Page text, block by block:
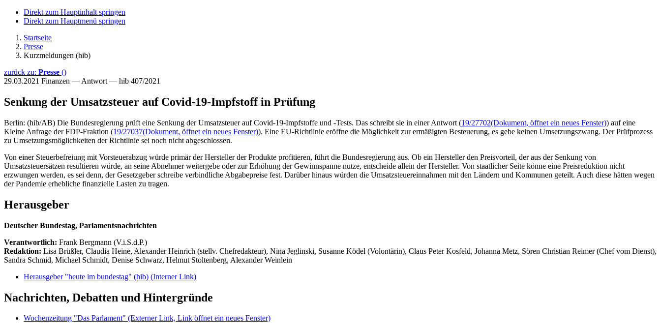
Direkt zum Hauptinhalt springen
Direkt zum Hauptmenü springen
Startseite
Presse
Kurzmeldungen (hib)
zurück zu: Presse ()
29.03.2021 Finanzen — Antwort — hib 407/2021
Senkung der Umsatzsteuer auf Covid-19-Impfstoff in Prüfung
Berlin: (hib/AB) Die Bundesregierung prüft eine Senkung der Umsatzsteuer auf Covid-19-Impfstoffe und -Tests. Das schreibt sie in einer Antwort (19/27702(Dokument, öffnet ein neues Fenster)) auf eine
Kleine Anfrage der FDP-Fraktion (19/27037(Dokument, öffnet ein neues Fenster)). Eine EU-Richtlinie eröffne die Möglichkeit zur ermäßigten Besteuerung, es gebe keinen Umsetzungszwang. Der Prüfprozess
zu Umsetzungsmöglichkeiten der Richtlinie sei noch nicht abgeschlossen.
Von einer Steuerbefreiung mit Vorsteuerabzug würde primär der Hersteller der Produkte profitieren, führt die Bundesregierung aus. Ob ein Hersteller den Preisvorteil, der aus der Senkung von
Umsatzsteuersätzen resultieren würde, an seine Abnehmer weitergebe oder zur Erhöhung der Gewinnspanne nutze, entscheide allein der Hersteller. Von staatlicher Seite könne eine Preisreduktion nicht
erzwungen werden, es sei denn, der Gesetzgeber schreibe verbindliche Abgabepreise fest. Darüber hinaus würden die Umsatzsteuereinnahmen mit den Ländern und Kommunen geteilt. Auch diese hätten wegen
der Pandemie erhebliche finanzielle Lasten zu tragen.
Herausgeber
Deutscher Bundestag, Parlamentsnachrichten
Verantwortlich: Frank Bergmann (V.i.S.d.P.)
Redaktion: Lisa Brüßler, Claudia Heine, Alexander Heinrich (stellv. Chefredakteur), Nina Jeglinski, Susanne Ködel (Volontärin), Claus Peter Kosfeld, Johanna Metz, Sören Christian Reimer (Chef vom Dienst),
Sandra Schmid, Michael Schmidt, Denise Schwarz, Helmut Stoltenberg, Alexander Weinlein
Herausgeber "heute im bundestag" (hib) (Interner Link)
Nachrichten, Debatten und Hintergründe
Wochenzeitung "Das Parlament" (Externer Link, Link öffnet ein neues Fenster)